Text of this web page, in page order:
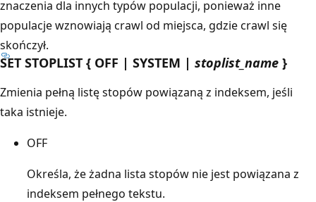
znaczenia dla innych typów populacji, ponieważ inne
populacje wznowiają crawl od miejsca, gdzie crawl się
skończył.
SET STOPLIST { OFF | SYSTEM | stoplist_name }
Zmienia pełną listę stopów powiązaną z indeksem, jeśli
taka istnieje.
OFF
Określa, że żadna lista stopów nie jest powiązana z
indeksem pełnego tekstu.